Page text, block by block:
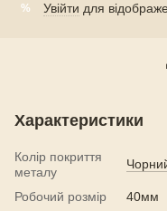
% Увійти для
Характеристики
Колір покриття
металу
Робочий розмір
40мм